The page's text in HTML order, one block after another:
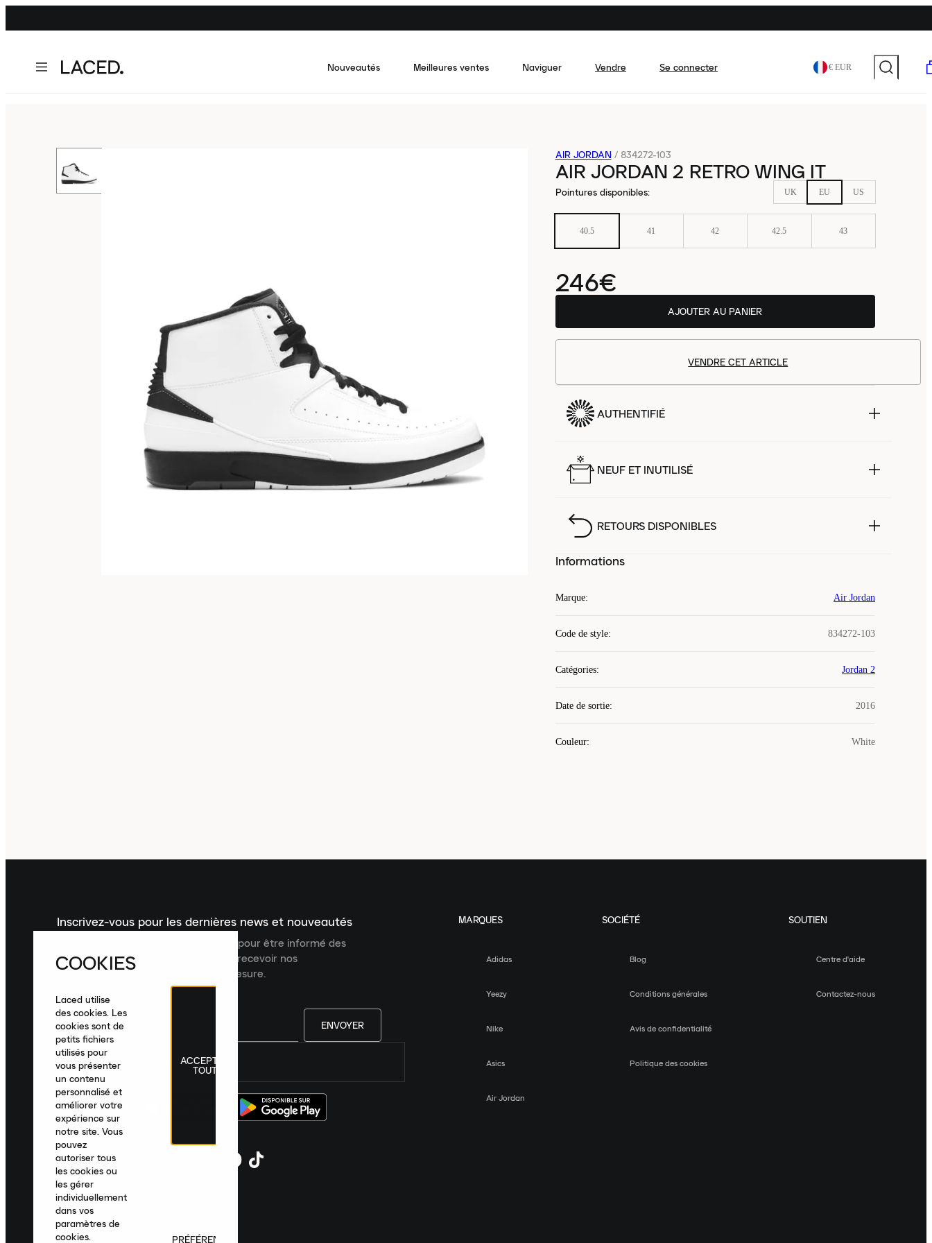
Nouveautés Meilleures ventes Naviguer Vendre Se connecter € EUR
AIR JORDAN / 834272-103
AIR JORDAN 2 RETRO WING IT
Pointures disponibles: UK EU US
40.5 41 42 42.5 43
246€
AJOUTER AU PANIER
VENDRE CET ARTICLE
AUTHENTIFIÉ
NEUF ET INUTILISÉ
RETOURS DISPONIBLES
Informations
Marque: Air Jordan
Code de style: 834272-103
Catégories: Jordan 2
Date de sortie: 2016
Couleur: White
Inscrivez-vous pour les dernières news et nouveautés
Inscrivez-vous à la newsletter Laced pour être informé des
dernières nouveautés, collections et recevoir nos
recommandations de produits sur mesure.
ENVOYER
France|Français
MARQUES
Adidas
Yeezy
Nike
Asics
Air Jordan
SOCIÉTÉ
Blog
Conditions générales
Avis de confidentialité
Politique des cookies
SOUTIEN
Centre d'aide
Contactez-nous
COOKIES
Laced utilise
des cookies. Les
cookies sont de
petits fichiers
utilisés pour
vous présenter
un contenu
personnalisé et
améliorer votre
expérience sur
notre site. Vous
pouvez
autoriser tous
les cookies ou
les gérer
individuellement
dans vos
paramètres de
cookies.
ACCEPTER
TOUT
PRÉFÉRENCES